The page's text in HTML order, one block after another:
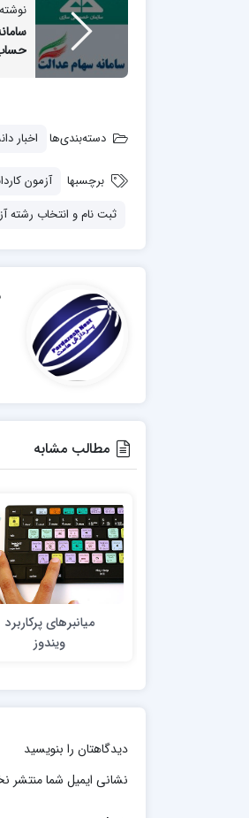
دسته‌بندی‌ها اخبار
برچسبها آزمون
ثبت ‌نام و انتخاب رشته
مطالب مشابه
میانبرهای پرکاربرد
ویندوز
دیدگاهتان را بنویسید
نشانی ایمیل شما منتشر